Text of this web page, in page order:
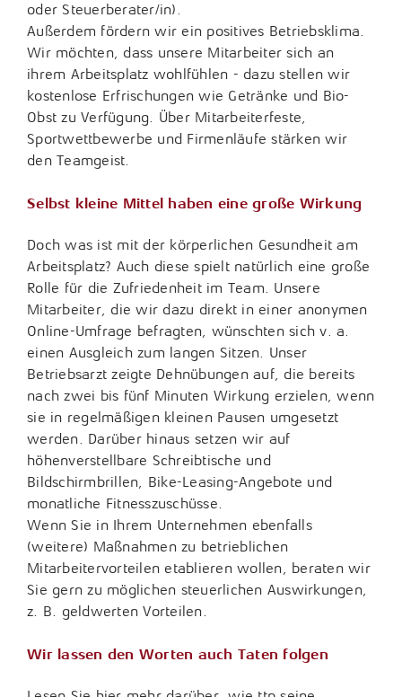
oder Steuerberater/in).
Außerdem fördern wir ein positives Betriebsklima.
Wir möchten, dass unsere Mitarbeiter sich an
ihrem Arbeitsplatz wohlfühlen - dazu stellen wir
kostenlose Erfrischungen wie Getränke und Bio-
Obst zu Verfügung. Über Mitarbeiterfeste,
Sportwettbewerbe und Firmenläufe stärken wir
den Teamgeist.
Selbst kleine Mittel haben eine große Wirkung
Doch was ist mit der körperlichen Gesundheit am
Arbeitsplatz? Auch diese spielt natürlich eine große
Rolle für die Zufriedenheit im Team. Unsere
Mitarbeiter, die wir dazu direkt in einer anonymen
Online-Umfrage befragten, wünschten sich v. a.
einen Ausgleich zum langen Sitzen. Unser
Betriebsarzt zeigte Dehnübungen auf, die bereits
nach zwei bis fünf Minuten Wirkung erzielen, wenn
sie in regelmäßigen kleinen Pausen umgesetzt
werden. Darüber hinaus setzen wir auf
höhenverstellbare Schreibtische und
Bildschirmbrillen, Bike-Leasing-Angebote und
monatliche Fitnesszuschüsse.
Wenn Sie in Ihrem Unternehmen ebenfalls
(weitere) Maßnahmen zu betrieblichen
Mitarbeitervorteilen etablieren wollen, beraten wir
Sie gern zu möglichen steuerlichen Auswirkungen,
z. B. geldwerten Vorteilen.
Wir lassen den Worten auch Taten folgen